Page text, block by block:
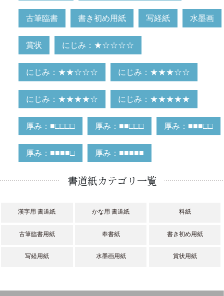
古筆臨書 書き初め用紙 写経紙 水墨画
賞状 にじみ：★☆☆☆☆
にじみ：★★☆☆☆ にじみ：★★★☆☆
にじみ：★★★★☆ にじみ：★★★★★
厚み：■□□□□ 厚み：■■□□□ 厚み：■■■□□
厚み：■■■■□ 厚み：■■■■■
書道紙カテゴリ一覧
漢字用 書道紙 かな用 書道紙 料紙
古筆臨書用紙 奉書紙 書き初め用紙
写経用紙 水墨画用紙 賞状用紙